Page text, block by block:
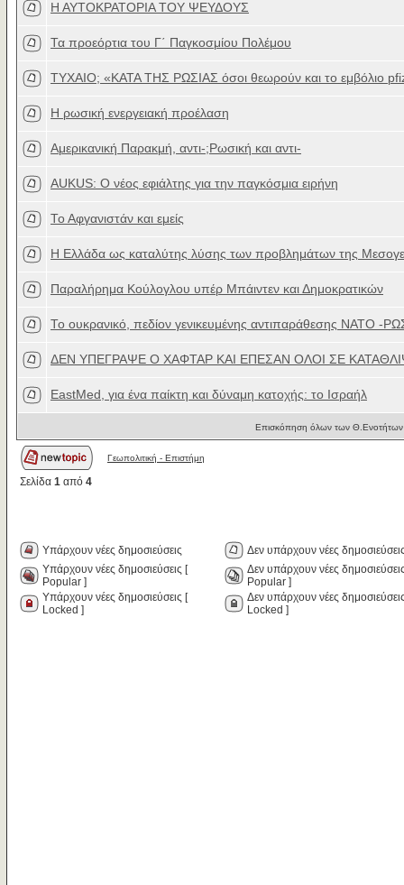
Η ΑΥΤΟΚΡΑΤΟΡΙΑ ΤΟΥ ΨΕΥΔΟΥΣ
Τα προεόρτια του Γ΄ Παγκοσμίου Πολέμου
ΤΥΧΑΙΟ; «ΚΑΤΑ ΤΗΣ ΡΩΣΙΑΣ όσοι θεωρούν και το εμβόλιο
Η ρωσική ενεργειακή προέλαση
Αμερικανική Παρακμή, αντι-;Ρωσική και αντι-
AUΚUS: Ο νέος εφιάλτης για την παγκόσμια ειρήνη
Το Αφγανιστάν και εμείς
Η Ελλάδα ως καταλύτης λύσης των προβλημάτων της
Παραλήρημα Κούλογλου υπέρ Μπάιντεν και Δημοκρατικών
Το ουκρανικό, πεδίον γενικευμένης αντιπαράθεσης ΝΑΤΟ -
ΔΕΝ ΥΠΕΓΡΑΨΕ Ο ΧΑΦΤΑΡ ΚΑΙ ΕΠΕΣΑΝ ΟΛΟΙ ΣΕ
EastMed, για ένα παίκτη και δύναμη κατοχής: το Ισραήλ
Επισκόπηση όλων των Θ.Ενοτήτων
Γεωπολιτική - Επιστήμη
Σελίδα 1 από 4
Υπάρχουν νέες δημοσιεύσεις
Δεν υπάρχουν νέες
Υπάρχουν νέες δημοσιεύσεις [
Popular ]
Δεν υπάρχουν νέες
Popular ]
Υπάρχουν νέες δημοσιεύσεις [
Locked ]
Δεν υπάρχουν νέες
Locked ]